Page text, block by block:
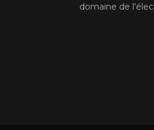
domaine de